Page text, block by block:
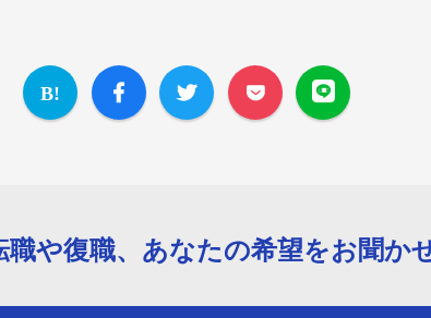
職や復職、あなたの希望をお聞か